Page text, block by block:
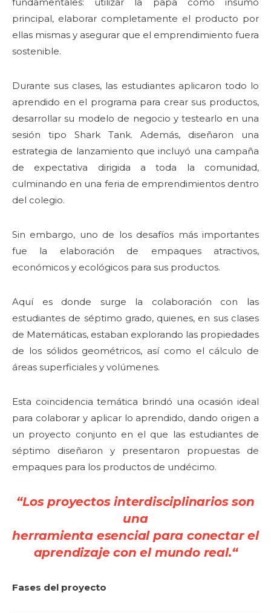
principal, elaborar completamente el producto por
ellas mismas y asegurar que el emprendimiento fuera
sostenible.
Durante sus clases, las estudiantes aplicaron todo lo
aprendido en el programa para crear sus productos,
desarrollar su modelo de negocio y testearlo en una
sesión tipo Shark Tank. Además, diseñaron una
estrategia de lanzamiento que incluyó una campaña
de expectativa dirigida a toda la comunidad,
culminando en una feria de emprendimientos dentro
del colegio.
Sin embargo, uno de los desafíos más importantes
fue la elaboración de empaques atractivos,
económicos y ecológicos para sus productos.
Aquí es donde surge la colaboración con las
estudiantes de séptimo grado, quienes, en sus clases
de Matemáticas, estaban explorando las propiedades
de los sólidos geométricos, así como el cálculo de
áreas superficiales y volúmenes.
Esta coincidencia temática brindó una ocasión ideal
para colaborar y aplicar lo aprendido, dando origen a
un proyecto conjunto en el que las estudiantes de
séptimo diseñaron y presentaron propuestas de
empaques para los productos de undécimo.
“Los proyectos interdisciplinarios son
una
herramienta esencial para conectar el
aprendizaje con el mundo real.“
Fases del proyecto